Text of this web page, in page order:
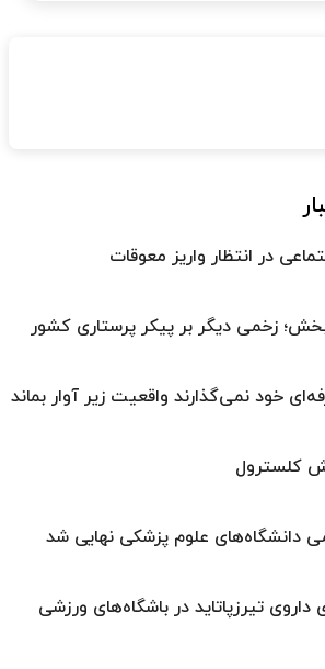
در انتظار واریز معوقات
زخمی دیگر بر پیکر پرستاری کشور
خود نمی‌گذارند واقعیت زیر آوار بماند
کلسترول
دانشگاه‌های علوم پزشکی نهایی شد
تیرزپاتاید در باشگاه‌های ورزشی